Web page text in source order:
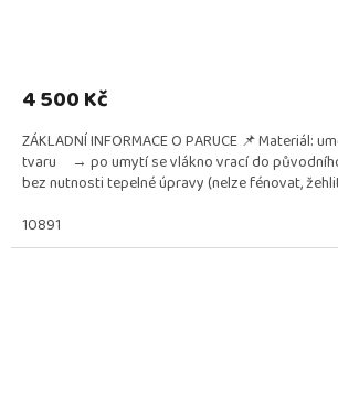
4 500 Kč
ZÁKLADNÍ INFORMACE O PARUCE 📌 Materiál:
tvaru → po umytí se vlákno vrací do
bez nutnosti tepelné úpravy (nelze fénovat,
10891